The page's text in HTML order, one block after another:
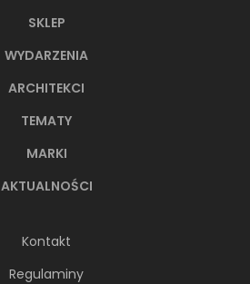
SKLEP
WYDARZENIA
ARCHITEKCI
TEMATY
MARKI
AKTUALNOŚCI
Kontakt
Regulaminy